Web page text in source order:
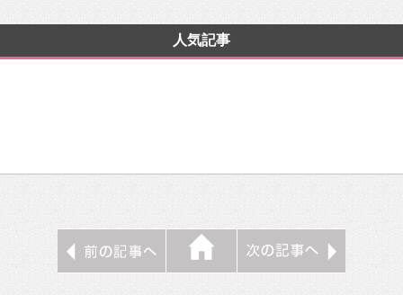
人気記事